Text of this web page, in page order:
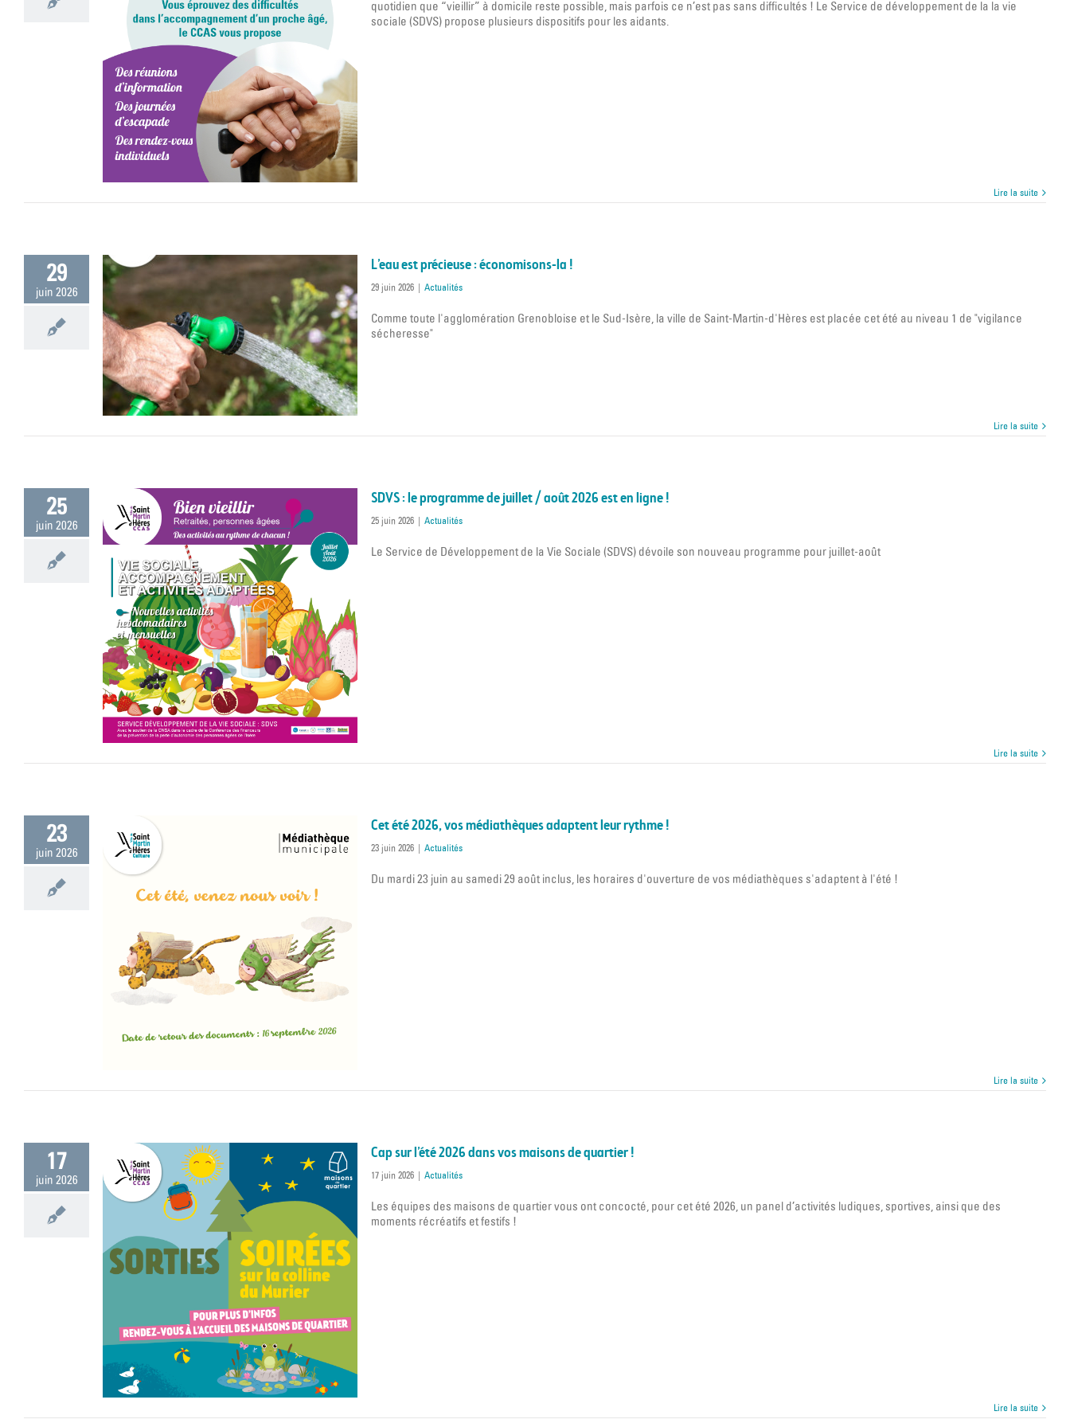
quotidien que “vieillir” à domicile reste possible, mais parfois ce n’est pas sans difficultés ! Le Service de développement de la la vie
sociale (SDVS) propose plusieurs dispositifs pour les aidants.
Lire la suite
29
juin 2026
L’eau est précieuse : économisons-la !
29 juin 2026 | Actualités
Comme toute l'agglomération Grenobloise et le Sud-Isère, la ville de Saint-Martin-d'Hères est placée cet été au niveau 1 de "vigilance
sécheresse"
Lire la suite
25
juin 2026
SDVS : le programme de juillet / août 2026 est en ligne !
25 juin 2026 | Actualités
Le Service de Développement de la Vie Sociale (SDVS) dévoile son nouveau programme pour juillet-août
Lire la suite
23
juin 2026
Cet été 2026, vos médiathèques adaptent leur rythme !
23 juin 2026 | Actualités
Du mardi 23 juin au samedi 29 août inclus, les horaires d'ouverture de vos médiathèques s'adaptent à l'été !
Lire la suite
17
juin 2026
Cap sur l’été 2026 dans vos maisons de quartier !
17 juin 2026 | Actualités
Les équipes des maisons de quartier vous ont concocté, pour cet été 2026, un panel d’activités ludiques, sportives, ainsi que des
moments récréatifs et festifs !
Lire la suite